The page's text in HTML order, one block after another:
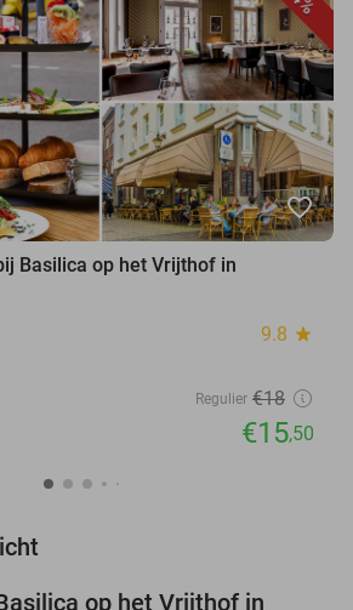
favorite_border
Basilica op het Vrijthof in
9.8 star
Regulier €18
€15,50
op het Vrijthof in